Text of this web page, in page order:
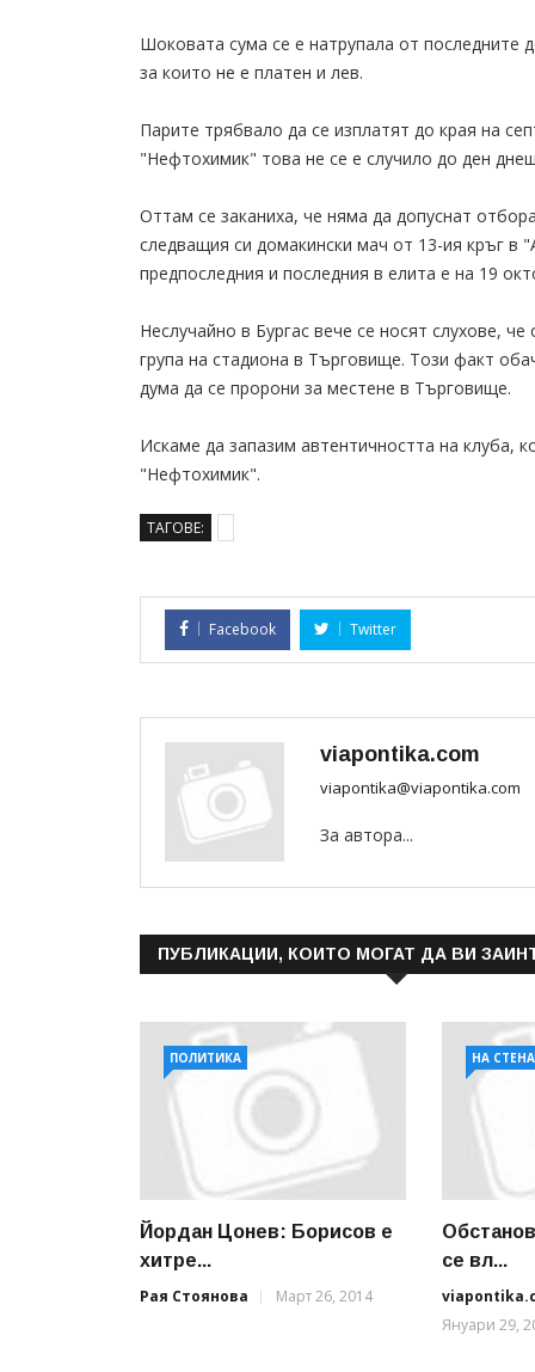
Шоковата сума се е натрупала от последните
за които не е платен и лев.
Парите трябвало да се изплатят до края на
"Нефтохимик" това не се е случило до ден
Оттам се заканиха, че няма да допуснат
следващия си домакински мач от 13-ия кръг
предпоследния и последния в елита е на 19
Неслучайно в Бургас вече се носят слухове,
група на стадиона в Търговище. Този факт
дума да се пророни за местене в Търговище.
Искаме да запазим автентичността на клуба,
"Нефтохимик".
ТАГОВЕ:
Facebook Twitter
viapontika.com
viapontika@viapontika.com
За автора...
ПУБЛИКАЦИИ, КОИТО МОГАТ ДА ВИ
ПОЛИТИКА
Йордан Цонев: Борисов е
хитре...
Рая Стоянова
Март 26, 2014
НА
се вл...
Януари 29,